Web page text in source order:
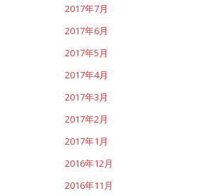
2017年7月
2017年6月
2017年5月
2017年4月
2017年3月
2017年2月
2017年1月
2016年12月
2016年11月